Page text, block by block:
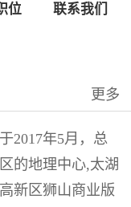
位 联系我们
更多
2017年5月，总
的地理中心,太湖
新区狮山商业版